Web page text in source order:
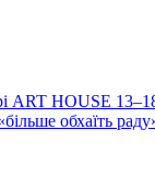
ART HOUSE
обхаїть